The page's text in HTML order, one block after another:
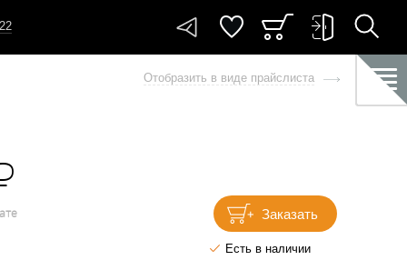
Отобразить в виде прайслиста
Заказать
Есть в наличии